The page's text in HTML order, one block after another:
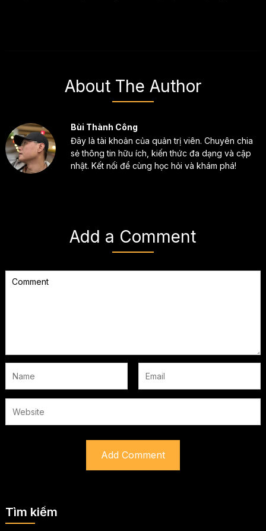
About The Author
Bùi Thành Công
Đây là tài khoản của quản trị viên. Chuyên chia
sẻ thông tin hữu ích, kiến thức đa dạng và cập
nhật. Kết nối để cùng học hỏi và khám phá!
Add a Comment
Tìm kiếm